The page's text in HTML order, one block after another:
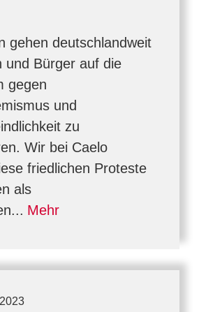
gehen deutschlandweit
und Bürger auf die
gegen
und
zu
Wir bei Caelo
friedlichen Proteste
als
Mehr